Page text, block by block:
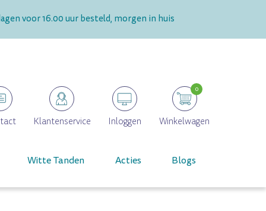
voor 16.00 uur besteld, morgen in huis
Klantenservice Inloggen Winkelwagen
0
Witte Tanden Acties Blogs